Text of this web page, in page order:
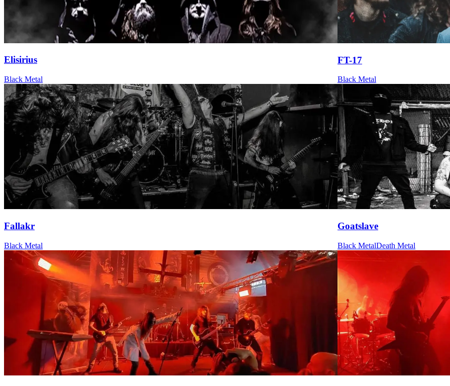
Elisirius
Black Metal
FT-17
Black Metal
Fallakr
Black Metal
Goatslave
Black MetalDeath Metal